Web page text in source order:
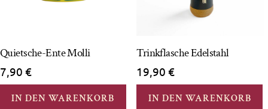
Quietsche-Ente Molli
7,90 €
IN DEN WARENKORB
Trinkflasche Edelstahl
19,90€
IN DEN WARENKORB